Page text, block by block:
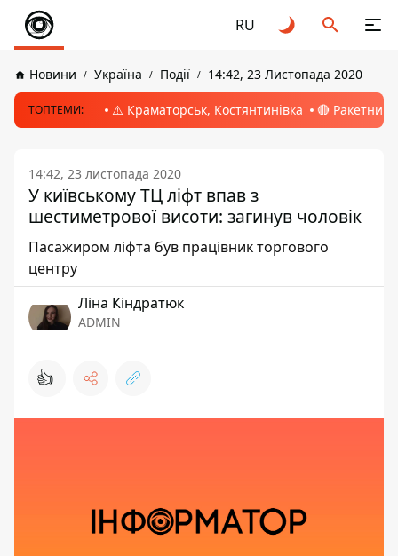
RU
Новини Україна Події 14:42, 23 Листопада 2020
ТОПТЕМИ: ⚠️ Краматорськ, Костянтинівка 🔴 Ракетний
14:42, 23 листопада 2020
У київському ТЦ ліфт впав з
шестиметрової висоти: загинув чоловік
Пасажиром ліфта був працівник торгового
центру
Ліна Кіндратюк
ADMIN
👍